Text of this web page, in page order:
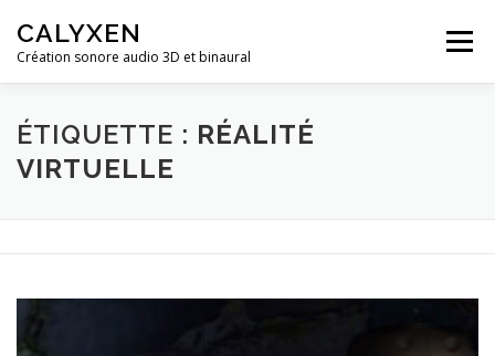
contenu
CALYXEN
Création sonore audio 3D et binaural
Menu
ACCUEIL STUDIO MUSIQUE
ÉTIQUETTE : RÉALITÉ
VIRTUELLE